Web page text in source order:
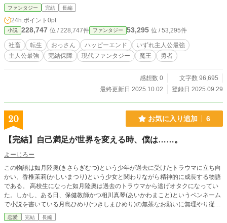
者”の存在が、俺の“自由”をかき乱していく。 これは、働きすぎた一人の社畜
が、魔王となって辿り着く “ちょっと血生臭くて、でも確かに温かい”終着点の物
語。
ファンタジー 完結 長編
24h.ポイント 0pt
小説 228,747 位 / 228,747件 ファンタジー 53,295 位 / 53,295件
社畜 転生 おっさん ハッピーエンド
いずれ主人公最強
主人公最強
完結保障 現代ファンタジー 魔王 勇者
感想数 0
文字数 96,695
最終更新日 2025.10.02
登録日 2025.09.29
20 お気に入り追加 6
【完結】自己満足が世界を変える時、僕は……。
よーじろー
この物語は如月陸奥(きさらぎむつ)という少年が過去に受けたトラウマに立ち向
かい、香椎茉莉(かしいまつり)という少女と関わりながら精神的に成長する物語
である。 高校生になった如月陸奥は過去のトラウマから逃げオタクになってい
た。しかし、ある日、保健教師かつ相川真琴(あいかわまこと)というペンネーム
で小説を書いている月島ひめり(つきしまひめり)の無茶なお願いに無理やり従わ
されることにより香椎茉莉という少女と出会う――。
恋愛 完結 長編